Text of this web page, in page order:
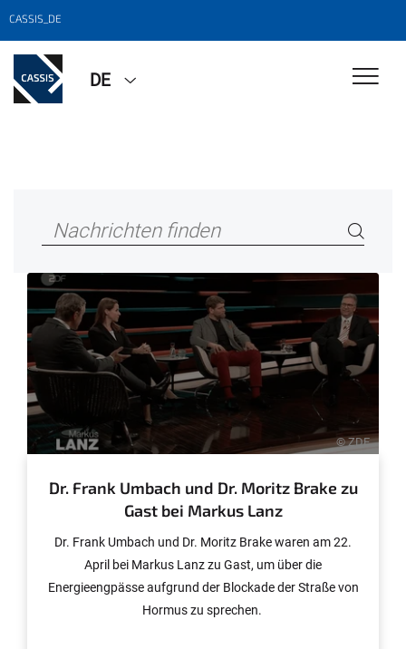
CASSIS_DE
DE
© ZDF
Dr. Frank Umbach und Dr. Moritz Brake zu
Gast bei Markus Lanz
Dr. Frank Umbach und Dr. Moritz Brake waren am 22.
April bei Markus Lanz zu Gast, um über die
Energieengpässe aufgrund der Blockade der Straße von
Hormus zu sprechen.